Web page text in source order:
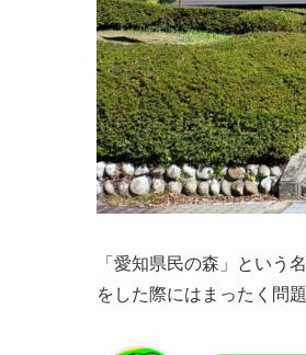
「愛知県民の森」という
をした際にはまったく問